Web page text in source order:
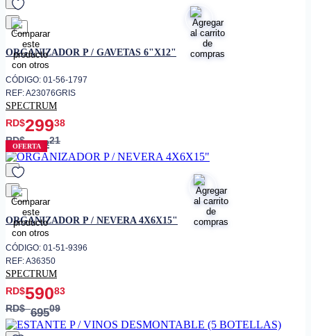
favorito
ORGANIZADOR P / GAVETAS 6"X12"
CÓDIGO: 01-56-1797
REF: A23076GRIS
SPECTRUM
RD$29938
RD$35221
OFERTA
favorito
ORGANIZADOR P / NEVERA 4X6X15"
CÓDIGO: 01-51-9396
REF: A36350
SPECTRUM
RD$59083
RD$69509